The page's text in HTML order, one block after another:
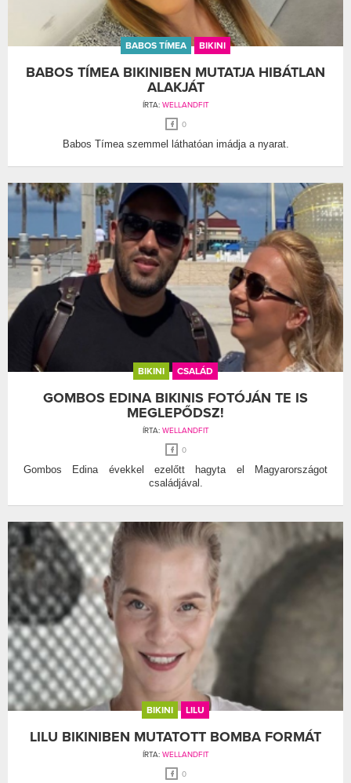
BABOS TÍMEA BIKINI
BABOS TÍMEA BIKINIBEN MUTATJA HIBÁTLAN
ALAKJÁT
ÍRTA: WELLANDFIT
0
Babos Tímea szemmel láthatóan imádja a nyarat.
BIKINI CSALÁD
GOMBOS EDINA BIKINIS FOTÓJÁN TE IS
MEGLEPŐDSZ!
ÍRTA: WELLANDFIT
0
Gombos Edina évekkel ezelőtt hagyta el Magyarországot
családjával.
BIKINI LILU
LILU BIKINIBEN MUTATOTT BOMBA FORMÁT
ÍRTA: WELLANDFIT
0